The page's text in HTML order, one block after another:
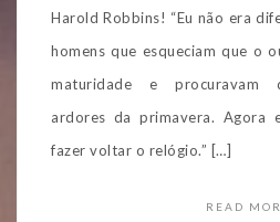
Harold Robbins! “Eu não era
homens que esqueciam que o
maturidade e procuravam
ardores da primavera. Agora
fazer voltar o relógio.” […]
READ